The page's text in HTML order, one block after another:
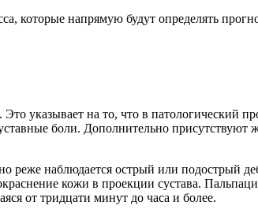
которые напрямую будут определять
указывает на то, что в патологический
боли. Дополнительно присутствуют
реже наблюдается острый или подострый
кожи в проекции сустава.
от тридцати минут до часа и более.